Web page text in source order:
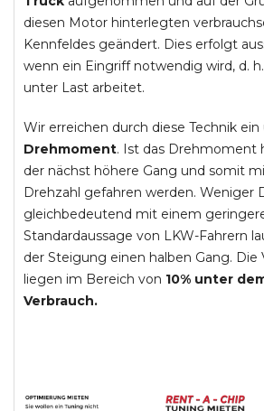
diesen Motor hinterlegten
Kennfeldes geändert. Dies erfolgt
wenn ein Eingriff notwendig wird, d.
unter Last arbeitet.
Wir erreichen durch diese Technik ein
Drehmoment. Ist das Drehmoment
der nächst höhere Gang und somit
Drehzahl gefahren werden. Weniger
gleichbedeutend mit einem
Standardaussage von LKW-Fahrern
der Steigung einen halben Gang. Die
liegen im Bereich von 10% unter
Verbrauch.